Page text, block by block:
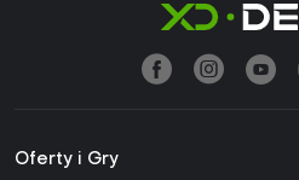
Oferty i Gry